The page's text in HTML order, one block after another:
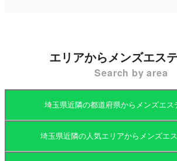
170分28,000円
180分30,000円
の独自コースで
開設致しました✰
どうぞよろしくお願いします
当然電話口での
申告義務もありません❗
る、活気あふれる地域です。
そんな大宮区には、多彩なメンズエ
ス）店が点在しており、地域住民だ
や近隣エリアからの利用者にも人気
宮駅周辺を中心に営業する店舗が
圏内でアクセスできる便利な立地が
エリアからメンズエス
Search by area
埼玉県近隣の都道府県からメンズエス
茨城県 群馬県
埼玉県近隣の人気エリアからメンズエ